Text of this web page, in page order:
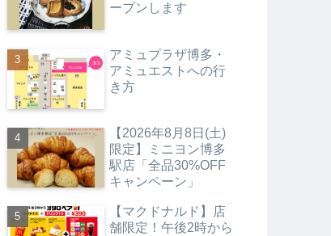
ープンします
アミュプラザ博多・
アミュエストへの行
き方
【2026年8月8日(土)
限定】ミニヨン博多
駅店「全品30%OFF
キャンペーン」
【マクドナルド】店
舗限定！午後2時から